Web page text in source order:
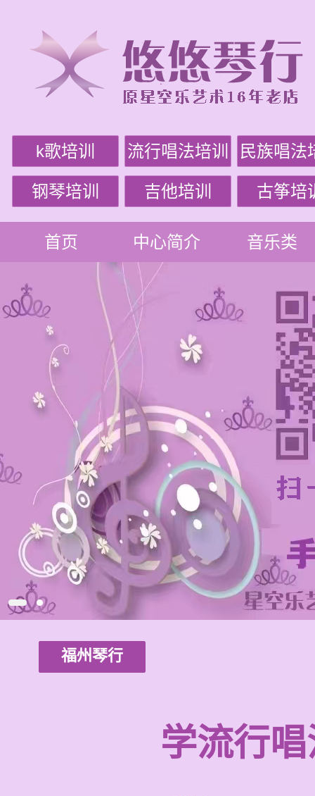
k歌培训 流行唱法培训 民族唱法
钢琴培训 吉他培训 古筝培
首页 中心简介 音乐类
福州琴行
学流行